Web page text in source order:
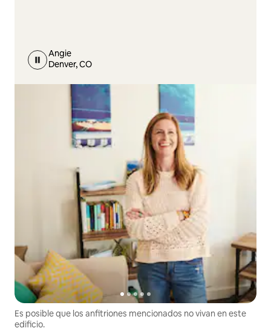
Angie
Denver, CO
Es posible que los anfitriones mencionados no vivan en este
edificio.